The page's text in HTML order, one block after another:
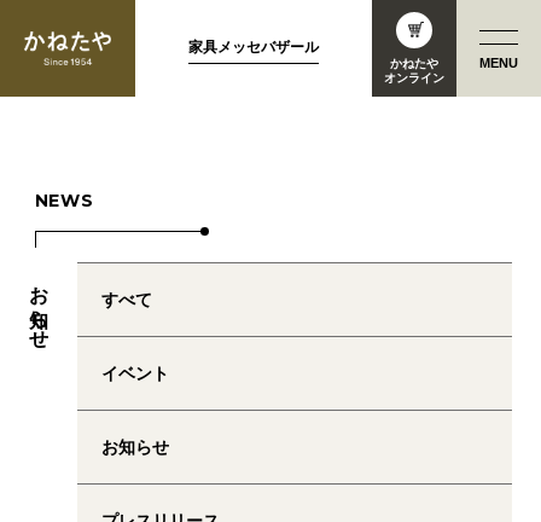
かねたや
オンライン
家具メッセバザール
MENU
お知らせ すべて
イベント
お知らせ